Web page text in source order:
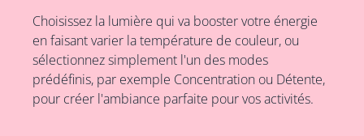
Choisissez la lumière qui va booster votre énergie
en faisant varier la température de couleur, ou
sélectionnez simplement l'un des modes
prédéfinis, par exemple Concentration ou Détente,
pour créer l'ambiance parfaite pour vos activités.